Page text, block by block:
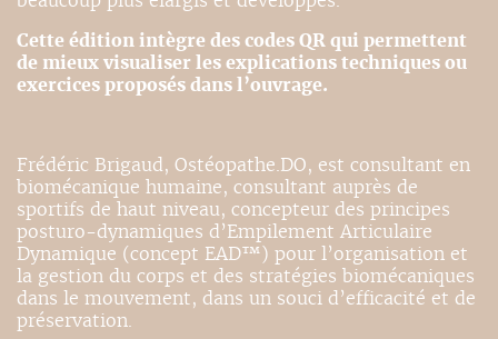
Cette édition intègre des codes QR qui permettent
de mieux visualiser les explications techniques ou
exercices proposés dans l’ouvrage.
Frédéric Brigaud, Ostéopathe.DO, est consultant en
biomécanique humaine, consultant auprès de
sportifs de haut niveau, concepteur des principes
posturo-dynamiques d’Empilement Articulaire
Dynamique (concept EAD™) pour l’organisation et
la gestion du corps et des stratégies biomécaniques
dans le mouvement, dans un souci d’efficacité et de
préservation.